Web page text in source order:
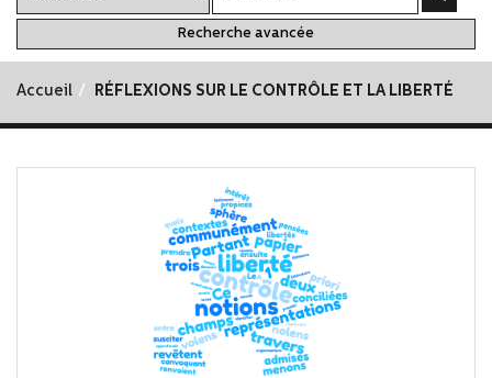
Recherche avancée
Accueil RÉFLEXIONS SUR LE CONTRÔLE ET LA LIBERTÉ